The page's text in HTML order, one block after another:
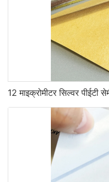
12 माइक्रोमीटर सिल्वर पीईटी